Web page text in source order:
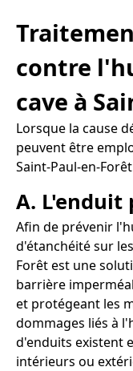
contre
cave à
Lorsque la cause
peuvent être
Saint-Paul-en-
A.
Afin de prévenir
d'étanchéité sur
Forêt est une
barrière
et protégeant les
dommages liés à
d'enduits existent
intérieurs ou